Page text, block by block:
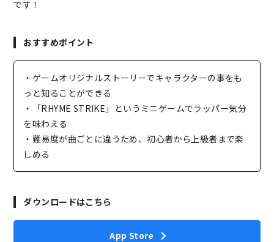
です！
おすすめポイント
・ゲームオリジナルストーリーでキャラクターの事をも
っと知ることができる
・「RHYME STRIKE」というミニゲームでラッパー気分
を味わえる
・難易度が曲ごとに違うため、初心者から上級者まで楽
しめる
ダウンロードはこちら
App Store